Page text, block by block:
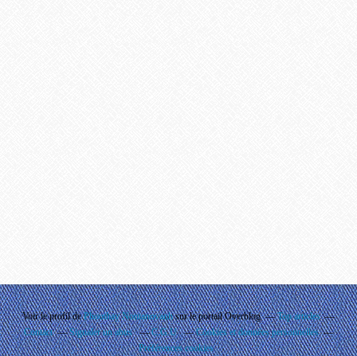
Voir le profil dePhouthay Nontanovanhsur le portail Overblog
Top articles
Contact
Signaler un abus C.G.U.
Cookies et données personnelles
Préférences cookies